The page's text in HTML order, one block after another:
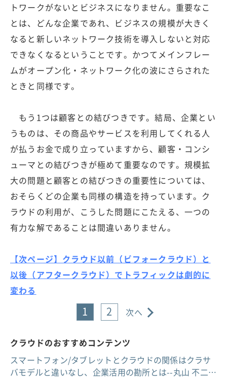
トワークがないとビジネスになりません。重要なこ
とは、どんな企業であれ、ビジネスの規模が大きく
なると新しいネットワーク技術を導入しないと対応
できなくなるということです。かつてメインフレー
ムがオープン化・ネットワーク化の波にさらされた
ときと同様です。
もう1つは顧客との結びつきです。結局、企業とい
うものは、その商品やサービスを利用してくれる人
が払うお金で成り立っていますから、顧客・コンシ
ューマとの結びつきが極めて重要なのです。規模拡
大の問題と顧客との結びつきの重要性については、
おそらくどの企業も同様の構造を持っています。ク
ラウドの利用が、こうした問題にこたえる、一つの
有力な解であることは間違いありません。
【次ページ】クラウド以前（ビフォークラウド）と
以後（アフタークラウド）でトラフィックは劇的に
変わる
1 2 次へ
クラウドのおすすめコンテンツ
スマートフォン/タブレットとクラウドの関係はクラサ
バモデルと違いなし、企業活用の勘所とは--丸山 不二…